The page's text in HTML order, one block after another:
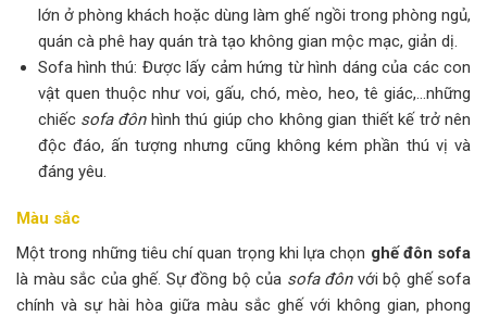
lớn ở phòng khách hoặc dùng làm ghế ngồi trong phòng ngủ,
quán cà phê hay quán trà tạo không gian mộc mạc, giản dị.
Sofa hình thú: Được lấy cảm hứng từ hình dáng của các con
vật quen thuộc như voi, gấu, chó, mèo, heo, tê giác,…những
chiếc sofa đônhình thú giúp cho không gian thiết kế trở nên
độc đáo, ấn tượng nhưng cũng không kém phần thú vị và
đáng yêu.
Màu sắc
Một trong những tiêu chí quan trọng khi lựa chọn ghế đôn sofa
là màu sắc của ghế. Sự đồng bộ của sofa đôn với bộ ghế sofa
chính và sự hài hòa giữa màu sắc ghế với không gian, phong